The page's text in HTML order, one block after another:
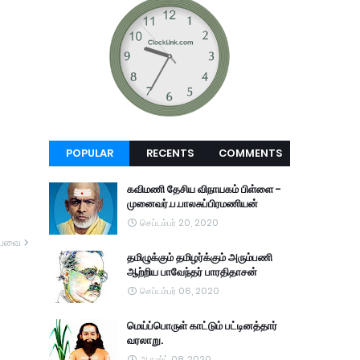
POPULAR RECENTS COMMENTS
கவிமணி தேசிய விநாயகம் பிள்ளை -
முனைவர்.ப.பாலசுப்பிரமணியன்
செப்டம்பர் 20, 2020
தமிழுக்கும் தமிழர்க்கும் அரும்பணி
ஆற்றிய பாவேந்தர் பாரதிதாசன்
செப்டம்பர் 06, 2020
மெய்ப்பொருள் காட்டும் பட்டினத்தார்
வரலாறு.